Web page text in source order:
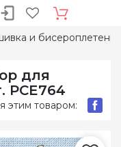
и
для
PCE764
этим товаром: